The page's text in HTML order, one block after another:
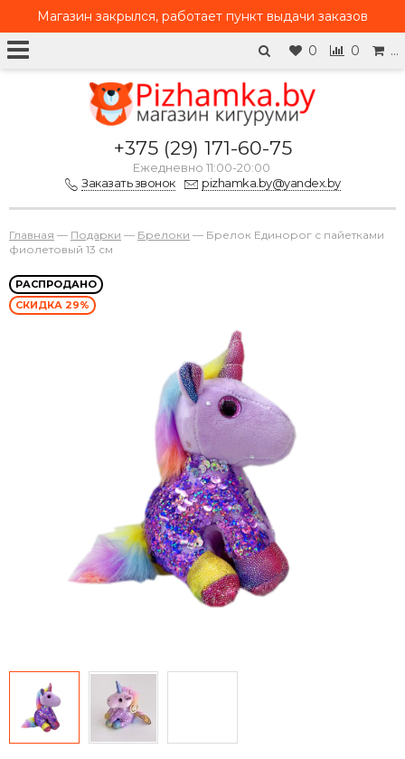
0 0 …
Магазин закрылся, работает пункт выдачи заказов
+375 (29) 171-60-75
Ежедневно 11:00-20:00
Заказать звонок
pizhamka.by@yandex.by
Главная — Подарки — Брелоки — Брелок Единорог с пайетками
фиолетовый 13 см
РАСПРОДАНО
СКИДКА 29%